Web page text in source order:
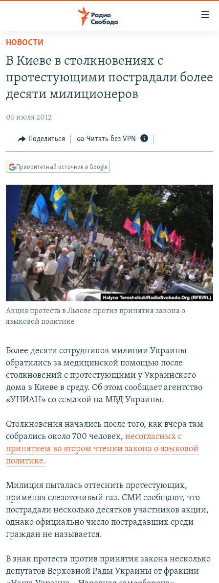
упрощенного
доступа
основному
Вернутся
Вернутся
поиску
АВТОРСКИЕ ПРОЕКТЫ
МНЕНИЯ
КУЛЬТУРА
КАВКАЗ.РЕАЛИИ
СЕВЕР.РЕАЛИИ
СИБИРЬ.РЕАЛИИ
РАСПИСАНИЕ ВЕЩАНИЯ
ПОДПИШИТЕСЬ НА РАССЫЛКУ
СОЦИАЛЬНЫЕ СЕТИ
НОВОСТИ
В Киеве в столкновениях с
протестующими пострадали более
десяти милиционеров
05 июля 2012
Поделиться Читать без VPN
Приоритетный источник в Google
Акция протеста в Львове против принятия закона о
языковой политике
Более десяти сотрудников милиции Украины
обратились за медицинской помощью после
столкновений с протестующими у Украинского
дома в Киеве в среду. Об этом сообщает агентство
«УНИАН» со ссылкой на МВД Украины.
Столкновения начались после того, как вчера там
собрались около 700 человек, несогласных с
принятием во втором чтении закона о языковой
политике.
Милиция пыталась оттеснить протестующих,
применяя слезоточивый газ. СМИ сообщают, что
пострадали несколько десятков участников акции,
однако официально число пострадавших среди
граждан не называется.
В знак протеста против принятия закона несколько
депутатов Верховной Рады Украины от фракции